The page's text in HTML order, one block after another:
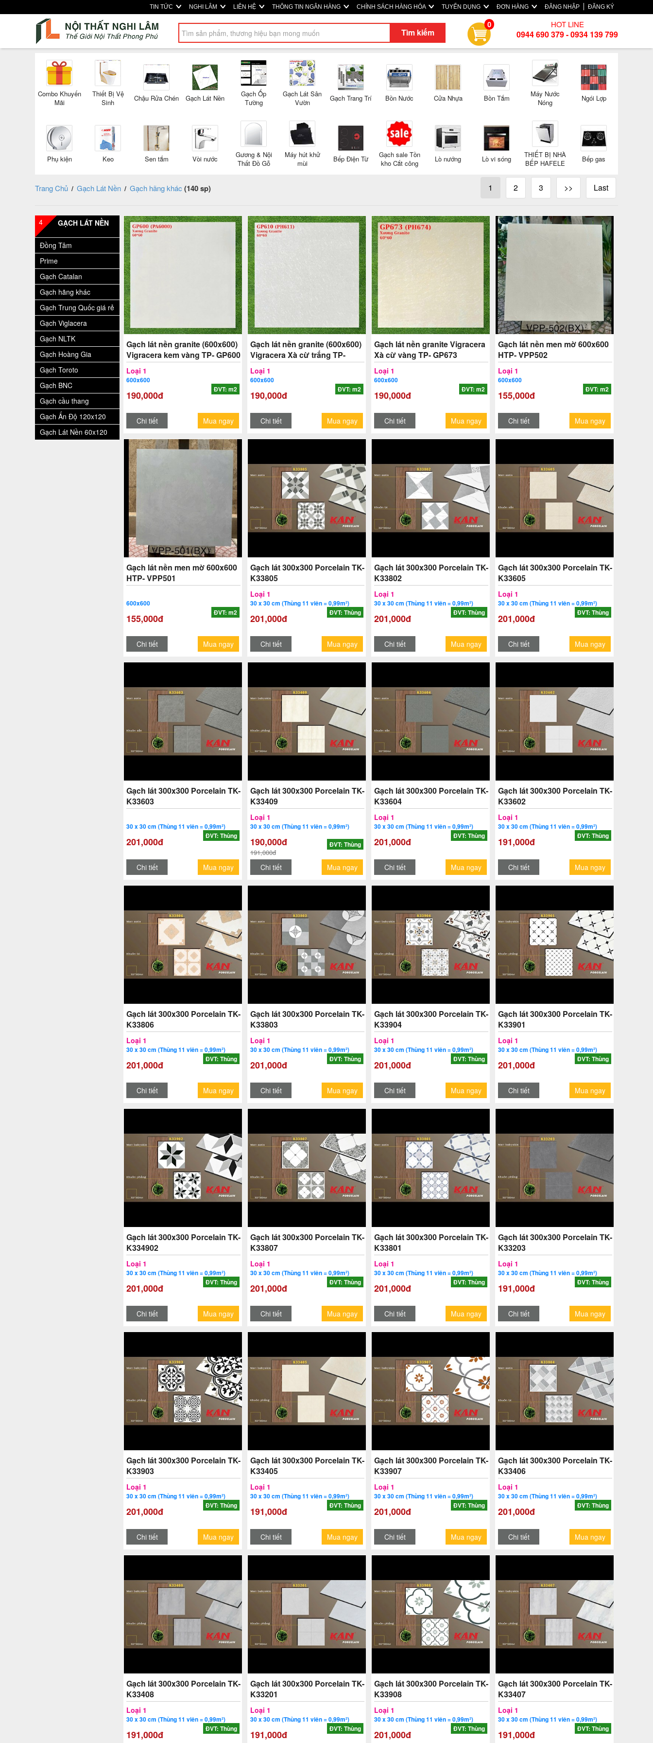
TIN TỨC NGHI LÂM LIÊN HỆ THÔNG TIN NGÂN HÀNG CHÍNH SÁCH HÀNG HÓA TUYỂN DỤNG ĐƠN HÀNG ĐĂNG NHẬP ĐĂNG KÝ
Tìm kiếm
0 HOT LINE
0944 690 379 - 0934 139 799
Combo Khuyến
Mãi
Thiết Bị Vệ
Sinh
Chậu Rửa Chén Gạch Lát Nền
Gạch Ốp
Tường
Gạch Lát Sân
Vườn
Gạch Trang Trí Bồn Nước Cửa Nhựa Bồn Tắm
Máy Nước
Nóng
Ngói Lợp
Phụ kiện Keo Sen tắm Vòi nước
Gương & Nội
Thất Đồ Gỗ
Máy hút khử
mùi
Bếp Điện Từ
Gạch sale Tồn
kho Cắt công
Lò nướng Lò vi sóng
THIẾT BỊ NHÀ
BẾP HAFELE
Bếp gas
Trang Chủ / Gạch Lát Nền / Gạch hãng khác (140 sp) 1 2 3 >> Last
4 GẠCH LÁT NỀN
Đồng Tâm
Prime
Gạch Catalan
Gạch hãng khác
Gạch Trung Quốc giá rẻ
Gạch Viglacera
Gạch NLTK
Gạch Hoàng Gia
Gạch Toroto
Gạch BNC
Gạch cầu thang
Gạch Ấn Độ 120x120
Gạch Lát Nền 60x120
Gạch lát nền granite (600x600)
Vigracera kem vàng TP- GP600
Loại 1
600x600
190,000đ ĐVT: m2
Chi tiết Mua ngay
Gạch lát nền granite (600x600)
Vigracera Xà cừ trắng TP-
GP610
Loại 1
600x600
190,000đ ĐVT: m2
Chi tiết Mua ngay
Gạch lát nền granite Vigracera
Xà cừ vàng TP- GP673
Loại 1
600x600
190,000đ ĐVT: m2
Chi tiết Mua ngay
Gạch lát nền men mờ 600x600
HTP- VPP502
Loại 1
600x600
155,000đ ĐVT: m2
Chi tiết Mua ngay
Gạch lát nền men mờ 600x600
HTP- VPP501
600x600
155,000đ ĐVT: m2
Chi tiết Mua ngay
Gạch lát 300x300 Porcelain TK-
K33805
Loại 1
30 x 30 cm (Thùng 11 viên = 0,99m²)
201,000đ ĐVT: Thùng
Chi tiết Mua ngay
Gạch lát 300x300 Porcelain TK-
K33802
Loại 1
30 x 30 cm (Thùng 11 viên = 0,99m²)
201,000đ ĐVT: Thùng
Chi tiết Mua ngay
Gạch lát 300x300 Porcelain TK-
K33605
Loại 1
30 x 30 cm (Thùng 11 viên = 0,99m²)
201,000đ ĐVT: Thùng
Chi tiết Mua ngay
Gạch lát 300x300 Porcelain TK-
K33603
30 x 30 cm (Thùng 11 viên = 0,99m²)
201,000đ ĐVT: Thùng
Chi tiết Mua ngay
Gạch lát 300x300 Porcelain TK-
K33409
Loại 1
30 x 30 cm (Thùng 11 viên = 0,99m²)
190,000đ
191,000đ
ĐVT: Thùng
Chi tiết Mua ngay
Gạch lát 300x300 Porcelain TK-
K33604
Loại 1
30 x 30 cm (Thùng 11 viên = 0,99m²)
201,000đ ĐVT: Thùng
Chi tiết Mua ngay
Gạch lát 300x300 Porcelain TK-
K33602
Loại 1
30 x 30 cm (Thùng 11 viên = 0,99m²)
191,000đ ĐVT: Thùng
Chi tiết Mua ngay
Gạch lát 300x300 Porcelain TK-
K33806
Loại 1
30 x 30 cm (Thùng 11 viên = 0,99m²)
201,000đ ĐVT: Thùng
Chi tiết Mua ngay
Gạch lát 300x300 Porcelain TK-
K33803
Loại 1
30 x 30 cm (Thùng 11 viên = 0,99m²)
201,000đ ĐVT: Thùng
Chi tiết Mua ngay
Gạch lát 300x300 Porcelain TK-
K33904
Loại 1
30 x 30 cm (Thùng 11 viên = 0,99m²)
201,000đ ĐVT: Thùng
Chi tiết Mua ngay
Gạch lát 300x300 Porcelain TK-
K33901
Loại 1
30 x 30 cm (Thùng 11 viên = 0,99m²)
201,000đ ĐVT: Thùng
Chi tiết Mua ngay
Gạch lát 300x300 Porcelain TK-
K334902
Loại 1
30 x 30 cm (Thùng 11 viên = 0,99m²)
201,000đ ĐVT: Thùng
Chi tiết Mua ngay
Gạch lát 300x300 Porcelain TK-
K33807
Loại 1
30 x 30 cm (Thùng 11 viên = 0,99m²)
201,000đ ĐVT: Thùng
Chi tiết Mua ngay
Gạch lát 300x300 Porcelain TK-
K33801
Loại 1
30 x 30 cm (Thùng 11 viên = 0,99m²)
201,000đ ĐVT: Thùng
Chi tiết Mua ngay
Gạch lát 300x300 Porcelain TK-
K33203
Loại 1
30 x 30 cm (Thùng 11 viên = 0,99m²)
191,000đ ĐVT: Thùng
Chi tiết Mua ngay
Gạch lát 300x300 Porcelain TK-
K33903
Loại 1
30 x 30 cm (Thùng 11 viên = 0,99m²)
201,000đ ĐVT: Thùng
Chi tiết Mua ngay
Gạch lát 300x300 Porcelain TK-
K33405
Loại 1
30 x 30 cm (Thùng 11 viên = 0,99m²)
191,000đ ĐVT: Thùng
Chi tiết Mua ngay
Gạch lát 300x300 Porcelain TK-
K33907
Loại 1
30 x 30 cm (Thùng 11 viên = 0,99m²)
201,000đ ĐVT: Thùng
Chi tiết Mua ngay
Gạch lát 300x300 Porcelain TK-
K33406
Loại 1
30 x 30 cm (Thùng 11 viên = 0,99m²)
201,000đ ĐVT: Thùng
Chi tiết Mua ngay
Gạch lát 300x300 Porcelain TK-
K33408
Loại 1
30 x 30 cm (Thùng 11 viên = 0,99m²)
191,000đ ĐVT: Thùng
Gạch lát 300x300 Porcelain TK-
K33201
Loại 1
30 x 30 cm (Thùng 11 viên = 0,99m²)
191,000đ ĐVT: Thùng
Gạch lát 300x300 Porcelain TK-
K33908
Loại 1
30 x 30 cm (Thùng 11 viên = 0,99m²)
201,000đ ĐVT: Thùng
Gạch lát 300x300 Porcelain TK-
K33407
Loại 1
30 x 30 cm (Thùng 11 viên = 0,99m²)
191,000đ ĐVT: Thùng